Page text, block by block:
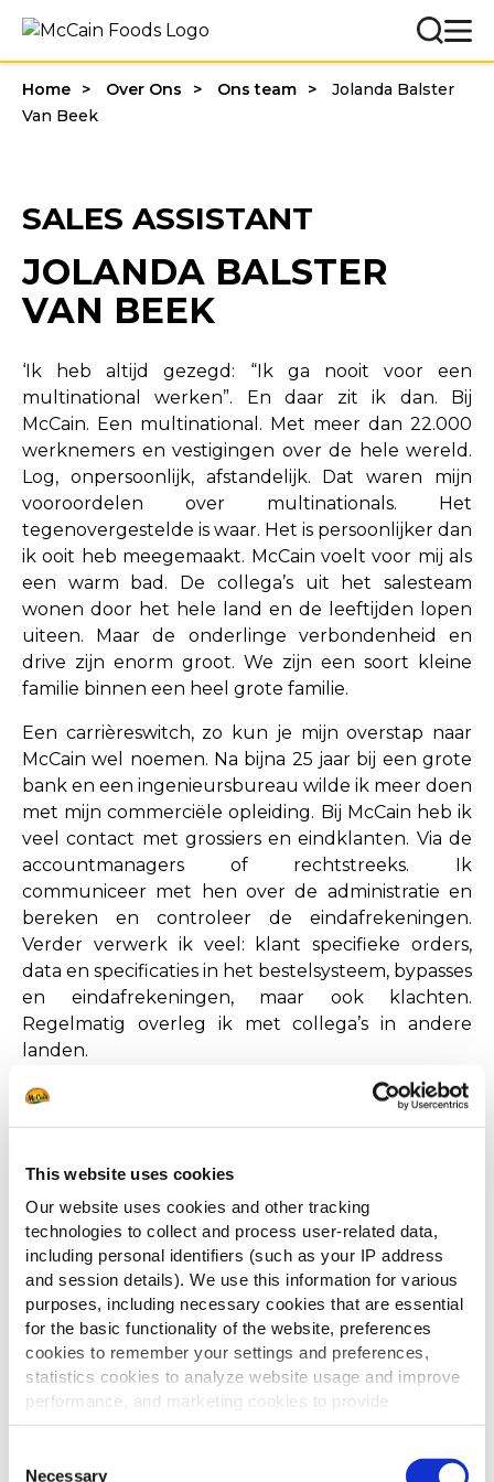
This website uses cookies
Our website uses cookies and other tracking
technologies to collect and process user-related data,
including personal identifiers (such as your IP address
and session details). We use this information for various
purposes, including necessary cookies that are essential
for the basic functionality of the website, preferences
cookies to remember your settings and preferences,
statistics cookies to analyze website usage and improve
performance, and marketing cookies to provide
personalized content and advertising.
By clicking 'Allow all cookies', you consent to the use of
Selection
Necessary
Home Over Ons Ons team
Jolanda Balster
Van Beek
SALES ASSISTANT
JOLANDA BALSTER
VAN BEEK
‘Ik heb altijd gezegd: “Ik ga nooit voor een
multinational werken”. En daar zit ik dan. Bij
McCain. Een multinational. Met meer dan 22.000
werknemers en vestigingen over de hele wereld.
Log, onpersoonlijk, afstandelijk. Dat waren mijn
vooroordelen over multinationals. Het
tegenovergestelde is waar. Het is persoonlijker dan
ik ooit heb meegemaakt. McCain voelt voor mij als
een warm bad. De collega’s uit het salesteam
wonen door het hele land en de leeftijden lopen
uiteen. Maar de onderlinge verbondenheid en
drive zijn enorm groot. We zijn een soort kleine
familie binnen een heel grote familie.
Een carrièreswitch, zo kun je mijn overstap naar
McCain wel noemen. Na bijna 25 jaar bij een grote
bank en een ingenieursbureau wilde ik meer doen
met mijn commerciële opleiding. Bij McCain heb ik
veel contact met grossiers en eindklanten. Via de
accountmanagers of rechtstreeks. Ik
communiceer met hen over de administratie en
bereken en controleer de eindafrekeningen.
Verder verwerk ik veel: klant specifieke orders,
data en specificaties in het bestelsysteem, bypasses
en eindafrekeningen, maar ook klachten.
Regelmatig overleg ik met collega’s in andere
landen.
Mijn kinderen worden wel eens gek van de
aan aardappelgerechten die ik op tafel zet. Sinds ik
bij McCain werk, doe ik superveel inspiratie op. Van
een nieuwe menukaart van een klant, een
proeverij bij een grossier of een bezoek aan een
fabriek krijg ik spontaan honger. Voor een
Bourgondiër als ik is dat smullen. Letterlijk en
figuurlijk!’
"IK KRIJG SPONTAAN